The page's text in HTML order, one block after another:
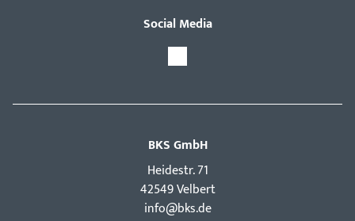
Social Media
BKS GmbH
Hei­destr. 71
42549 Velbert
info@bks.de